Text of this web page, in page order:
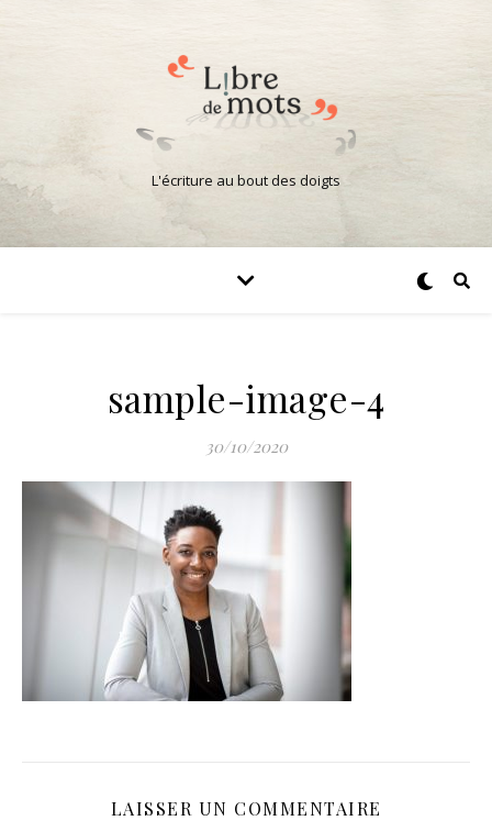
L'écriture au bout des doigts
sample-image-4
30/10/2020
LAISSER UN COMMENTAIRE